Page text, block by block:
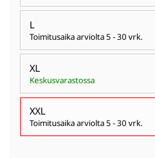
L
Toimitusaika arviolta5 - 30 vrk.
XL
Keskusvarastossa
XXL
Toimitusaika arviolta5 - 30 vrk.